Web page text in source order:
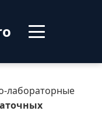
лабораторные